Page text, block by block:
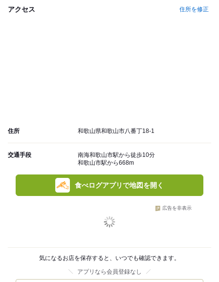
アクセス 住所を修正
住所 和歌山県和歌山市八番丁18-1
交通手段
南海和歌山市駅から徒歩10分
和歌山市駅から668m
食べログアプリで地図を開く
広告を非表示
気になるお店を保存すると、いつでも確認できます。
アプリなら会員登録なし